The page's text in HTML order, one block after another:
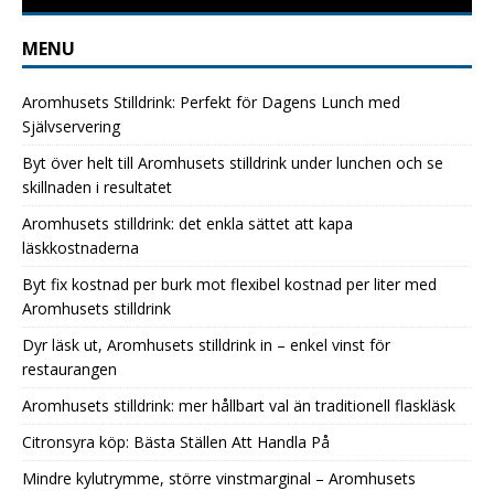
MENU
Aromhusets Stilldrink: Perfekt för Dagens Lunch med
Självservering
Byt över helt till Aromhusets stilldrink under lunchen och se
skillnaden i resultatet
Aromhusets stilldrink: det enkla sättet att kapa
läskkostnaderna
Byt fix kostnad per burk mot flexibel kostnad per liter med
Aromhusets stilldrink
Dyr läsk ut, Aromhusets stilldrink in – enkel vinst för
restaurangen
Aromhusets stilldrink: mer hållbart val än traditionell flaskläsk
Citronsyra köp: Bästa Ställen Att Handla På
Mindre kylutrymme, större vinstmarginal – Aromhusets